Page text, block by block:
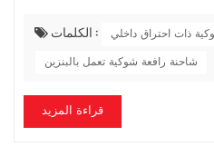
الكلمات :
ذات احتراق داخلي
شاحنة رافعة شوكية تعمل بالبنزين
قراءة المزيد